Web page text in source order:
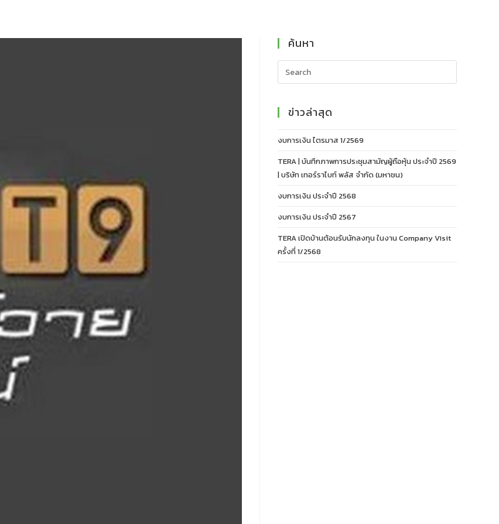
ค้นหา
ข่าวล่าสุด
งบการเงิน ไตรมาส 1/2569
TERA | บันทึกภาพการประชุมสามัญผู้ถือหุ้น ประจำปี 2569
| บริษัท เทอร์ราไบท์ พลัส จำกัด (มหาชน)
งบการเงิน ประจำปี 2568
งบการเงิน ประจำปี 2567
TERA เปิดบ้านต้อนรับนักลงทุน ในงาน Company Visit
ครั้งที่ 1/2568